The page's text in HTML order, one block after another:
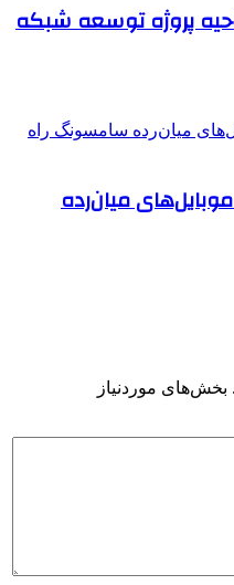
پروژه توسعه شبکه
میان‌رده
بخش‌های موردنیاز